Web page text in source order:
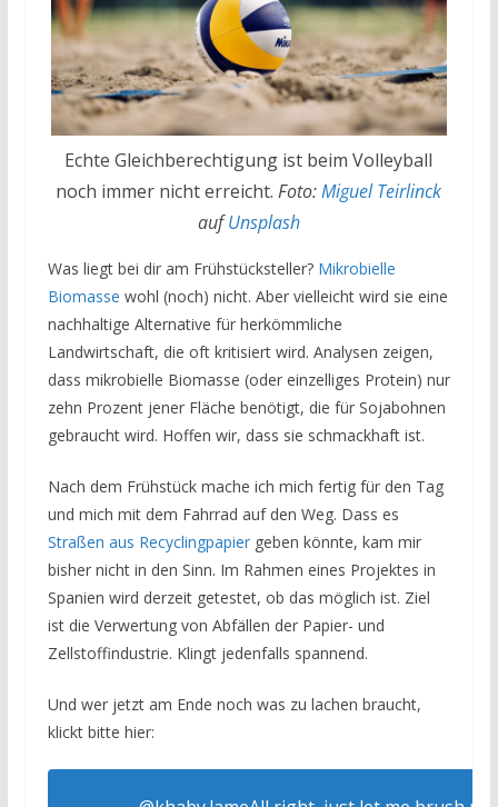
Echte Gleichberechtigung ist beim Volleyball
noch immer nicht erreicht.Foto:Miguel Teirlinck
aufUnsplash
Was liegt bei dir am Frühstücksteller? Mikrobielle
Biomasse wohl (noch) nicht. Aber vielleicht wird sie eine
nachhaltige Alternative für herkömmliche
Landwirtschaft, die oft kritisiert wird. Analysen zeigen,
dass mikrobielle Biomasse (oder einzelliges Protein) nur
zehn Prozent jener Fläche benötigt, die für Sojabohnen
gebraucht wird. Hoffen wir, dass sie schmackhaft ist.
Nach dem Frühstück mache ich mich fertig für den Tag
und mich mit dem Fahrrad auf den Weg. Dass es
Straßen aus Recyclingpapiergeben könnte, kam mir
bisher nicht in den Sinn. Im Rahmen eines Projektes in
Spanien wird derzeit getestet, ob das möglich ist. Ziel
ist die Verwertung von Abfällen der Papier- und
Zellstoffindustrie. Klingt jedenfalls spannend.
Und wer jetzt am Ende noch was zu lachen braucht,
klickt bitte hier: